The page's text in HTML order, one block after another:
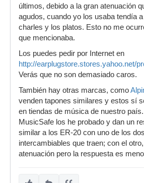
últimos, debido a la gran atenuación
agudos, cuando yo los usaba tendía
charles y los platos. Esto no me
que mencionaba.
Los puedes pedir por Internet en
http://earplugstore.stores.yahoo.net/
Verás que no son demasiado caros.
También hay otras marcas, como
venden tapones similares y estos sí
en tiendas de música de nuestro
MusicSafe los he probado y dan un
similar a los ER-20 con uno de los
intercambiables que traen; con el
atenuación pero la respuesta es